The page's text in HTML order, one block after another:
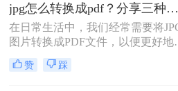
么转成PDF”？本文从专业角度出发
提供四种无需安装竞品软件的可靠
法，涵盖Windows、Mac、命令行工
验证，确保安全、高效。
jpg怎么转换成pdf？分享三种高效转换方法！
在日常生活中，我们经常需要将
图片转换成PDF文件，以便更好地
行分享、存储或打印。那么jpg怎么
换成pdf呢？本文将介绍三种将JPG
赞 踩